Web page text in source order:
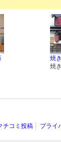
焼
焼
チコミ投稿 プライ